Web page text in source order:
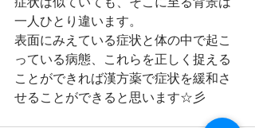
一人ひとり違います。
表面にみえている症状と体の中で起こ
っている病態、これらを正しく捉える
ことができれば漢方薬で症状を緩和さ
せることができると思います☆彡